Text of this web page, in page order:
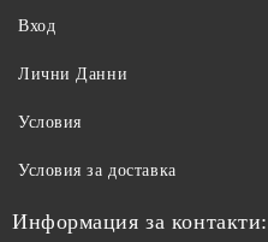
Вход
Лични Данни
Условия
Условия за доставка
Информация за контакти: